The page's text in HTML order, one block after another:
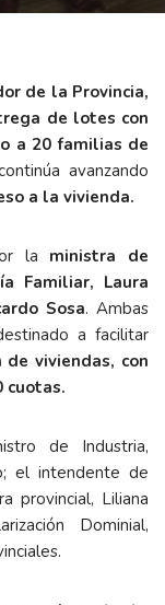
de la Provincia,
de lotes con
a 20 familias de
avanzando
a la vivienda.
la ministra de
Familiar, Laura
Sosa. Ambas
a facilitar
viviendas, con
cuotas.
de Industria,
el intendente de
provincial, Liliana
Dominial,